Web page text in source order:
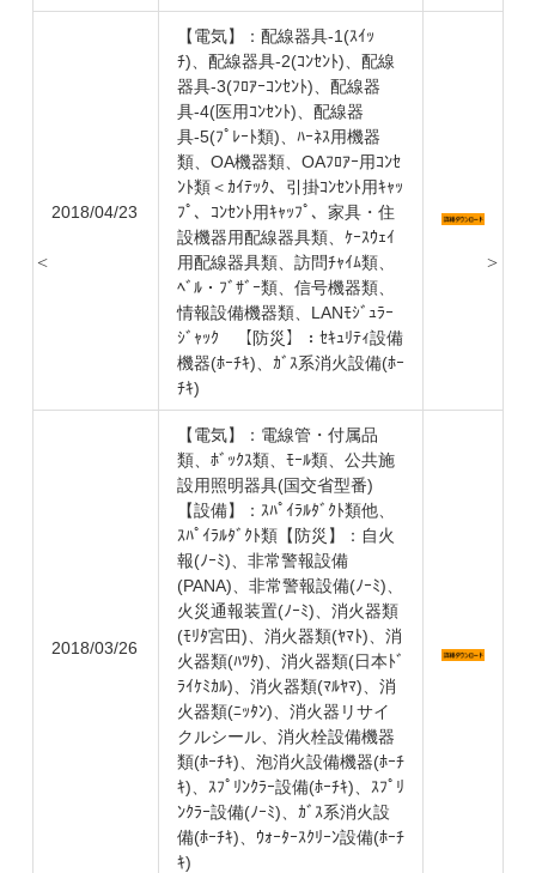
2018/04/23
【電気】：配線器具-1(ｽｲｯ
ﾁ)、配線器具-2(ｺﾝｾﾝﾄ)、配線
器具-3(ﾌﾛｱｰｺﾝｾﾝﾄ)、配線器
具-4(医用ｺﾝｾﾝﾄ)、配線器
具-5(ﾌﾟﾚｰﾄ類)、ﾊｰﾈｽ用機器
類、OA機器類、OAﾌﾛｱｰ用ｺﾝｾ
ﾝﾄ類＜ｶｲﾃｯｸ、引掛ｺﾝｾﾝﾄ用ｷｬｯ
ﾌﾟ、ｺﾝｾﾝﾄ用ｷｬｯﾌﾟ、家具・住
設機器用配線器具類、ｹｰｽｳｪｲ
用配線器具類、訪問ﾁｬｲﾑ類、
ﾍﾞﾙ・ﾌﾞｻﾞｰ類、信号機器類、
情報設備機器類、LANﾓｼﾞｭﾗｰ
ｼﾞｬｯｸ 【防災】：ｾｷｭﾘﾃｨ設備
機器(ﾎｰﾁｷ)、ｶﾞｽ系消火設備(ﾎｰ
ﾁｷ)
2018/03/26
【電気】：電線管・付属品
類、ﾎﾞｯｸｽ類、ﾓｰﾙ類、公共施
設用照明器具(国交省型番)
【設備】：ｽﾊﾟｲﾗﾙﾀﾞｸﾄ類他、
ｽﾊﾟｲﾗﾙﾀﾞｸﾄ類【防災】：自火
報(ﾉｰﾐ)、非常警報設備
(PANA)、非常警報設備(ﾉｰﾐ)、
火災通報装置(ﾉｰﾐ)、消火器類
(ﾓﾘﾀ宮田)、消火器類(ﾔﾏﾄ)、消
火器類(ﾊﾂﾀ)、消火器類(日本ﾄﾞ
ﾗｲｹﾐｶﾙ)、消火器類(ﾏﾙﾔﾏ)、消
火器類(ﾆｯﾀﾝ)、消火器リサイ
クルシール、消火栓設備機器
類(ﾎｰﾁｷ)、泡消火設備機器(ﾎｰﾁ
ｷ)、ｽﾌﾟﾘﾝｸﾗｰ設備(ﾎｰﾁｷ)、ｽﾌﾟﾘ
ﾝｸﾗｰ設備(ﾉｰﾐ)、ｶﾞｽ系消火設
備(ﾎｰﾁｷ)、ｳｫｰﾀｰｽｸﾘｰﾝ設備(ﾎｰﾁ
ｷ)